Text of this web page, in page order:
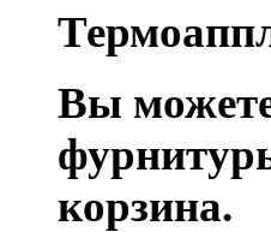
Вы
корзина.